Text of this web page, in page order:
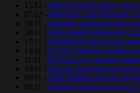
15/12 - #Deep Purple# выпустили
07/12 - #Red Hot Chili Peppers#
30/11 - #Imagine Dragons#
30/11 - #Aerosmith# объявили о
17/11 - #Metallica# выпустили
14/11 - В сети появился новый
11/11 - На 83-м году жизни
10/11 - #Green Day# выпустили
09/11 - #The Rolling Stones#
08/11 - #Пинк# перепела песню